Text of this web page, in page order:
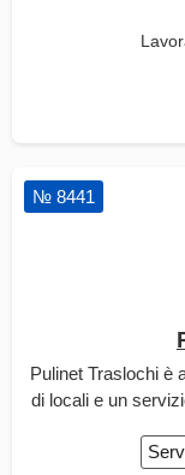
№ 8441
Pulinet Traslochi è
di locali e un